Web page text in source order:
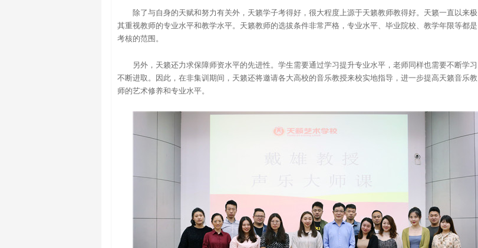
除了与自身的天赋和努力有关外，天籁学子考得好，很大程度上源于天籁教师教得好。天籁一直以来极
其重视教师的专业水平和教学水平。天籁教师的选拔条件非常严格，专业水平、毕业院校、教学年限等都是
考核的范围。
另外，天籁还力求保障师资水平的先进性。学生需要通过学习提升专业水平，老师同样也需要不断学习
不断进取。因此，在非集训期间，天籁还将邀请各大高校的音乐教授来校实地指导，进一步提高天籁音乐教
师的艺术修养和专业水平。